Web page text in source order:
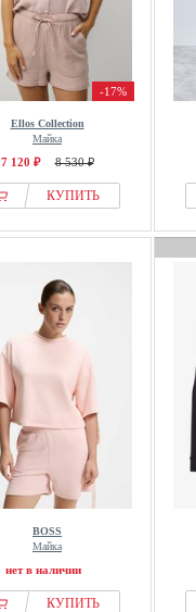
-17%
Ellos Collection
Майка
7 120 ₽ 8 530 ₽
КУПИТЬ
BOSS
Майка
нет в наличии
КУПИТЬ